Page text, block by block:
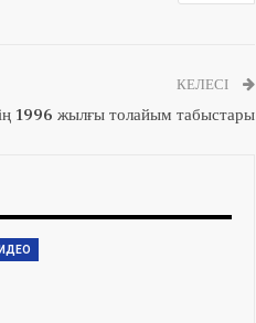
КЕЛЕСІ
1996 жылғы толайым табыстары